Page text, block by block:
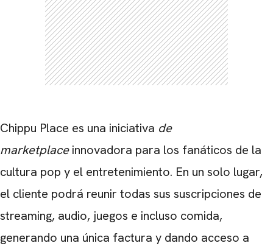
Chippu Place es una iniciativa de
marketplaceinnovadora para los fanáticos de la
cultura pop y el entretenimiento. En un solo lugar,
el cliente podrá reunir todas sus suscripciones de
streaming, audio, juegos e incluso comida,
generando una única factura y dando acceso a